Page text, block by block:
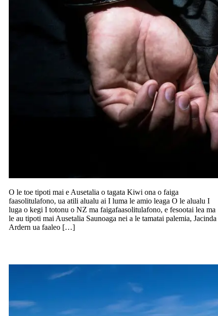
O le toe tipoti mai e Ausetalia o tagata Kiwi ona o faiga
faasolitulafono, ua atili alualu ai I luma le amio leaga O le alualu I
luga o kegi I totonu o NZ ma faigafaasolitulafono, e fesootai lea ma
le au tipoti mai Ausetalia Saunoaga nei a le tamatai palemia, Jacinda
Ardern ua faaleo […]